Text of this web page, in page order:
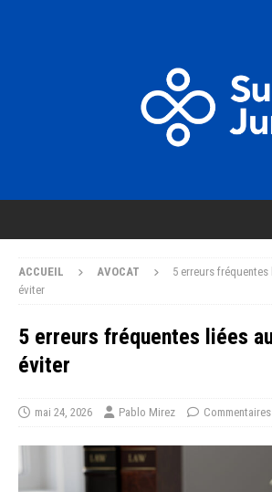
ACCUEIL AVOCAT
5 erreurs fréquentes
éviter
5 erreurs fréquentes liées
éviter
mai 24, 2026 Pablo Mirez